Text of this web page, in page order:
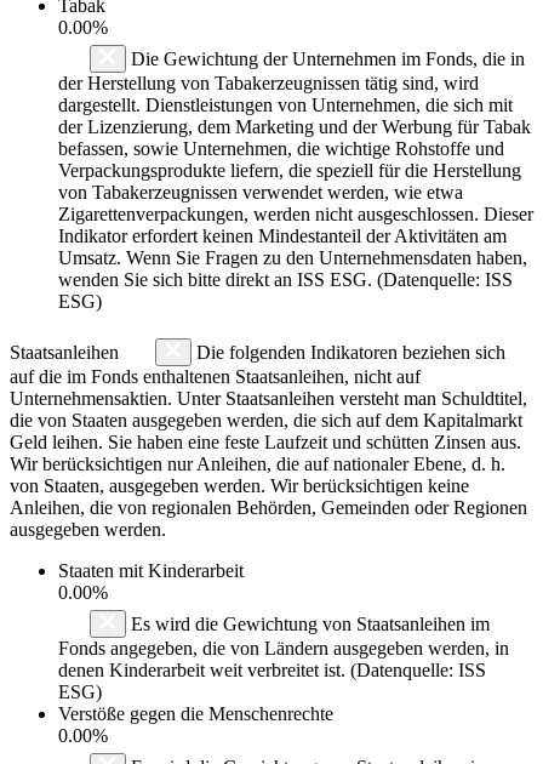
Tabak
0.00%
Die Gewichtung der Unternehmen im Fonds, die in
der Herstellung von Tabakerzeugnissen tätig sind, wird
dargestellt. Dienstleistungen von Unternehmen, die sich mit
der Lizenzierung, dem Marketing und der Werbung für Tabak
befassen, sowie Unternehmen, die wichtige Rohstoffe und
Verpackungsprodukte liefern, die speziell für die Herstellung
von Tabakerzeugnissen verwendet werden, wie etwa
Zigarettenverpackungen, werden nicht ausgeschlossen. Dieser
Indikator erfordert keinen Mindestanteil der Aktivitäten am
Umsatz. Wenn Sie Fragen zu den Unternehmensdaten haben,
wenden Sie sich bitte direkt an ISS ESG. (Datenquelle: ISS
ESG)
Staatsanleihen
Die folgenden Indikatoren beziehen sich
auf die im Fonds enthaltenen Staatsanleihen, nicht auf
Unternehmensaktien. Unter Staatsanleihen versteht man Schuldtitel,
die von Staaten ausgegeben werden, die sich auf dem Kapitalmarkt
Geld leihen. Sie haben eine feste Laufzeit und schütten Zinsen aus.
Wir berücksichtigen nur Anleihen, die auf nationaler Ebene, d. h.
von Staaten, ausgegeben werden. Wir berücksichtigen keine
Anleihen, die von regionalen Behörden, Gemeinden oder Regionen
ausgegeben werden.
Staaten mit Kinderarbeit
0.00%
Es wird die Gewichtung von Staatsanleihen im
Fonds angegeben, die von Ländern ausgegeben werden, in
denen Kinderarbeit weit verbreitet ist. (Datenquelle: ISS
ESG)
Verstöße gegen die Menschenrechte
0.00%